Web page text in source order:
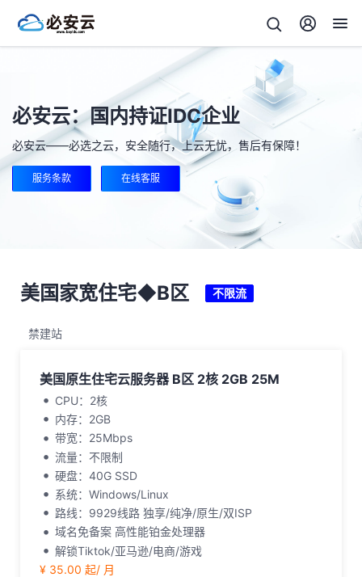
必安云：国内持证IDC企业
必安云——必选之云，安全随行，上云无忧，售后有保障！
服务条款 在线客服
美国家宽住宅◆B区 不限流
禁建站
美国原生住宅云服务器 B区 2核 2GB 25M
CPU：2核
内存：2GB
带宽：25Mbps
流量：不限制
硬盘：40G SSD
系统：Windows/Linux
路线：9929线路 独享/纯净/原生/双ISP
域名免备案 高性能铂金处理器
解锁Tiktok/亚马逊/电商/游戏
¥ 35.00 起/ 月